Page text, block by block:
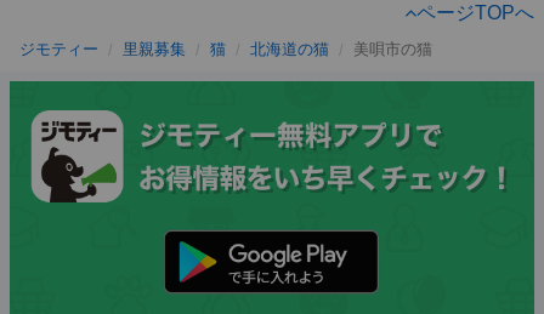
ページTOPへ
ジモティー 里親募集 猫 北海道の猫 美唄市の猫